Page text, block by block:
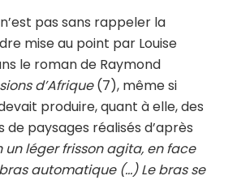
pas sans rappeler la
mise au point par Louise
le roman de Raymond
d’Afrique(7), même si
produire, quant à elle, des
paysages réalisés d’après
un léger frisson agita, en face
automatique (…) Le bras se